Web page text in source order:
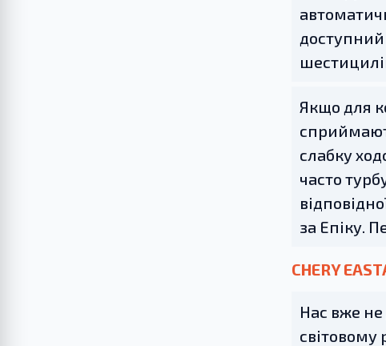
доступний
Якщо для
слабку
часто
за Епіку.
CHERY
Нас вже не
світовому